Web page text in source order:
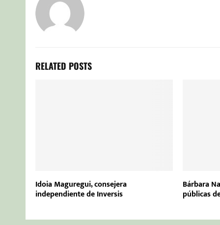
RELATED POSTS
Idoia Maguregui, consejera
independiente de Inversis
Bárbara
públicas